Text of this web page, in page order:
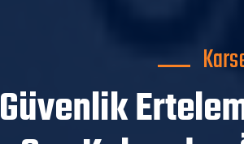
Güvenlik